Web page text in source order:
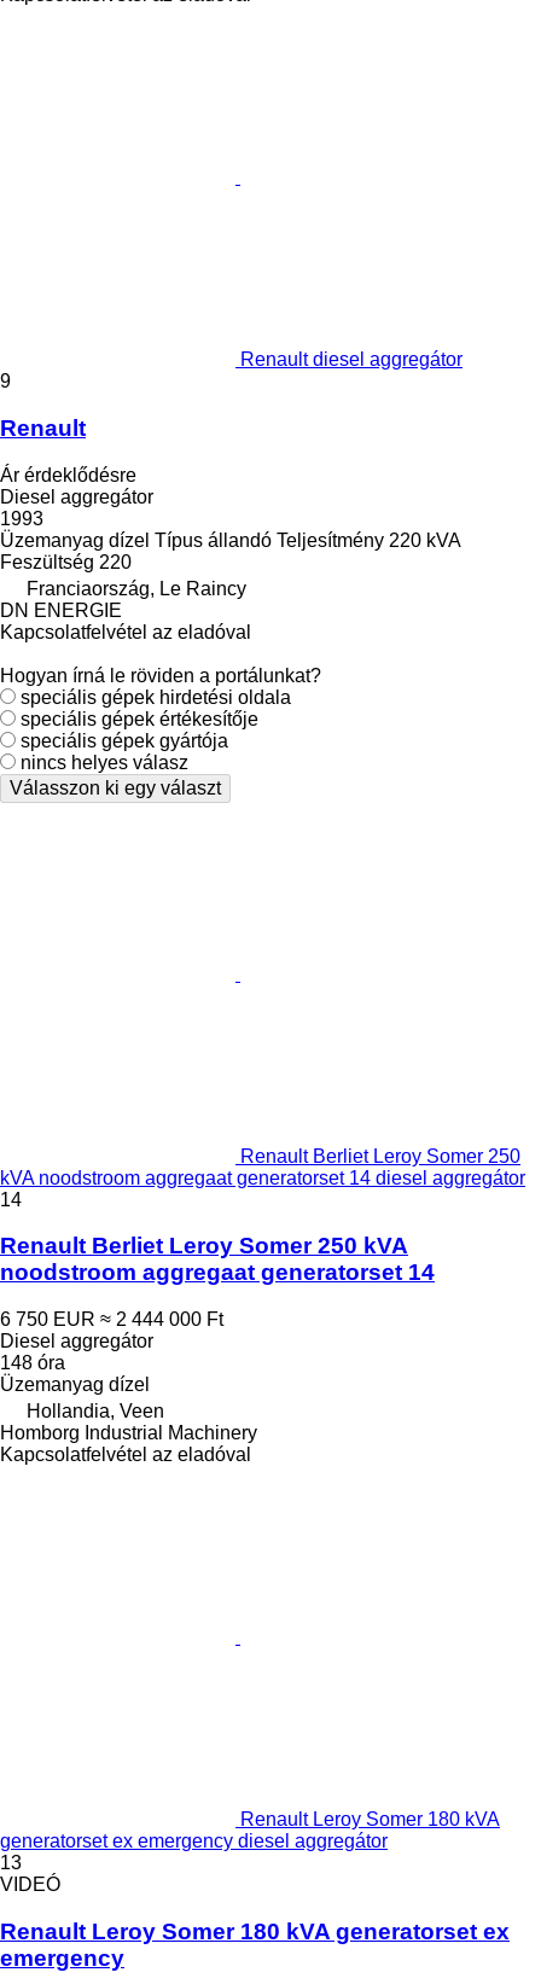
Renault diesel aggregátor
9
Renault
Ár érdeklődésre
Diesel aggregátor
1993
Üzemanyag dízel Típus állandó Teljesítmény 220 kVA
Feszültség 220
Franciaország, Le Raincy
DN ENERGIE
Kapcsolatfelvétel az eladóval
Hogyan írná le röviden a portálunkat?
speciális gépek hirdetési oldala
speciális gépek értékesítője
speciális gépek gyártója
nincs helyes válasz
Válasszon ki egy választ
Renault Berliet Leroy Somer 250
kVA noodstroom aggregaat generatorset 14 diesel aggregátor
14
Renault Berliet Leroy Somer 250 kVA
noodstroom aggregaat generatorset 14
6 750 EUR ≈ 2 444 000 Ft
Diesel aggregátor
148 óra
Üzemanyag dízel
Hollandia, Veen
Homborg Industrial Machinery
Kapcsolatfelvétel az eladóval
Renault Leroy Somer 180 kVA
generatorset ex emergency diesel aggregátor
13
VIDEÓ
Renault Leroy Somer 180 kVA generatorset ex
emergency